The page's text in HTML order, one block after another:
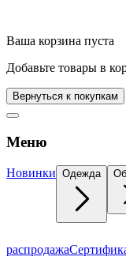
Ваша корзина пуста
Добавьте товары в
Вернуться к покупкам
Меню
Новинки Одежда
распродажа